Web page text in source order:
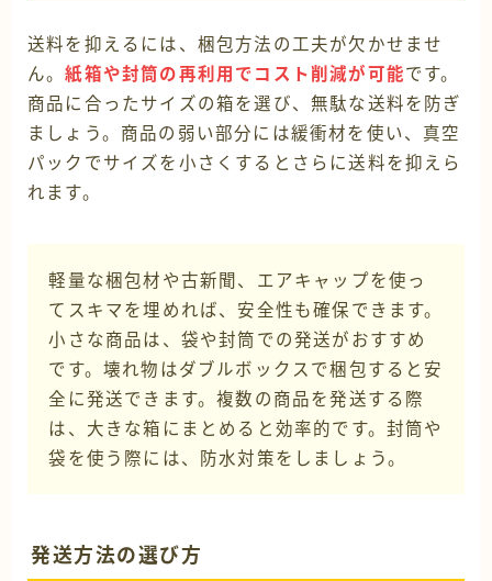
送料を抑えるには、梱包方法の工夫が欠かせませ
ん。紙箱や封筒の再利用でコスト削減が可能です。
商品に合ったサイズの箱を選び、無駄な送料を防ぎ
ましょう。商品の弱い部分には緩衝材を使い、真空
パックでサイズを小さくするとさらに送料を抑えら
れます。
軽量な梱包材や古新聞、エアキャップを使っ
てスキマを埋めれば、安全性も確保できます。
小さな商品は、袋や封筒での発送がおすすめ
です。壊れ物はダブルボックスで梱包すると安
全に発送できます。複数の商品を発送する際
は、大きな箱にまとめると効率的です。封筒や
袋を使う際には、防水対策をしましょう。
発送方法の選び方